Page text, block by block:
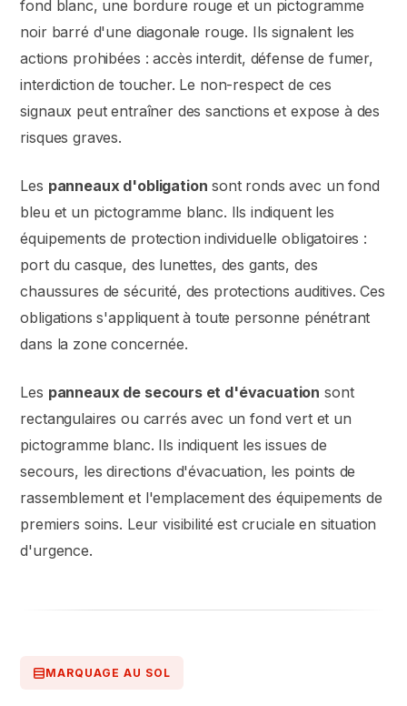
fond blanc, une bordure rouge et un pictogramme
noir barré d'une diagonale rouge. Ils signalent les
actions prohibées : accès interdit, défense de fumer,
interdiction de toucher. Le non-respect de ces
signaux peut entraîner des sanctions et expose à des
risques graves.
Les panneaux d'obligation sont ronds avec un fond
bleu et un pictogramme blanc. Ils indiquent les
équipements de protection individuelle obligatoires :
port du casque, des lunettes, des gants, des
chaussures de sécurité, des protections auditives. Ces
obligations s'appliquent à toute personne pénétrant
dans la zone concernée.
Les panneaux de secours et d'évacuation sont
rectangulaires ou carrés avec un fond vert et un
pictogramme blanc. Ils indiquent les issues de
secours, les directions d'évacuation, les points de
rassemblement et l'emplacement des équipements de
premiers soins. Leur visibilité est cruciale en situation
d'urgence.
MARQUAGE AU SOL